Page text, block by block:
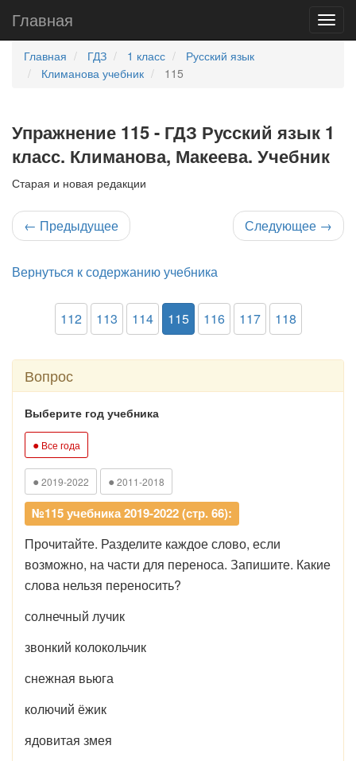
Главная
Главная ГДЗ 1 класс
Русский язык
Климанова учебник
115
Упражнение 115 - ГДЗ Русский язык 1
класс. Климанова, Макеева. Учебник
Старая и новая редакции
← Предыдущее Следующее →
Вернуться к содержанию учебника
112 113 114 115 116 117 118
Вопрос
Выберите год учебника
● Все года
● 2019-2022 ● 2011-2018
№115 учебника 2019-2022 (стр. 66):
Прочитайте. Разделите каждое слово, если
возможно, на части для переноса. Запишите. Какие
слова нельзя переносить?
солнечный лучик
звонкий колокольчик
снежная вьюга
колючий ёжик
ядовитая змея